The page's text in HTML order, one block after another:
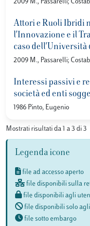
2009 M., Passarelli;
Attori e Ruoli Ibridi
l'Innovazione e il
caso dell'Università
2009 M., Passarelli;
Interessi passivi e
società ed enti
1986 Pinto, Eugenio
Mostrati risultati da 1 a 3 di 3
Legenda icone
file ad accesso aperto
file disponibili sulla
file disponibili agli
file disponibili solo
file sotto embargo